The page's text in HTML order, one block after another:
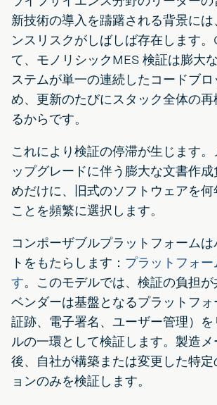
新技術の導入を躊躇される背景に
ンスリスクがしばしば存在します。
て、モノリシックMES 検証は膨大
ステムが単一の連続したコードブ
め、更新のたびにスタック全体の
るからです。
これにより検証の停滞が生じます
ップグレードに伴う膨大な文書作
めだけに、旧式のソフトウェアを何
ことを頻繁に選択します。
コンポーザブルプラットフォーム
トをもたらします： プラットフォ
す。このモデルでは、検証の負担が
ベンダーは基盤となるプラットフ
証跡、電子署名、ユーザー管理）を
ルの一環として検証します。製造
後、自社が構築または変更した特
ョンのみを検証します。